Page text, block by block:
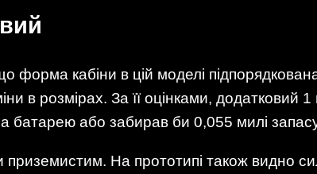
форма кабіни в цій моделі
в розмірах. За її оцінками,
батарею або забирав би 0,055 милі
приземистим. На прототипі також видно